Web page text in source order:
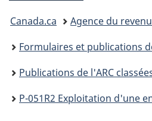
Vous
êtes
ici :
Canada.ca
Agence du
Formulaires et publications
Publications de l'ARC
P-051R2 Exploitation d'une